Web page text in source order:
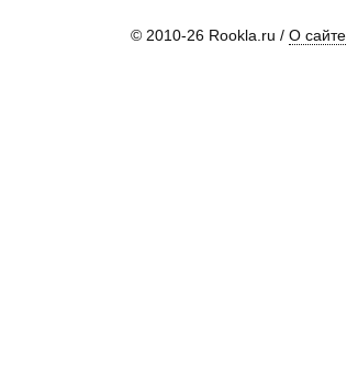
© 2010-26 Rookla.ru / О сайте